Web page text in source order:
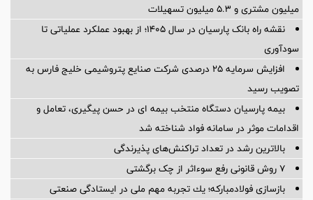
میلیون مشتری و ۵.۳ میلیون تسهیلات
نقشه راه بانک پارسیان در سال ۱۴۰۵؛ از بهبود عملکرد عملیاتی تا
سودآوری
افزایش سرمایه ۲۵ درصدی شرکت صنایع پتروشیمی خلیج فارس به
تصویب رسید
بیمه پارسیان دستگاه منتخب بیمه ای در حسن پیگیری، تعامل و
اقدامات موثر در سامانه فواد شناخته شد
بالاترین رشد در تعداد تراکنش‌های پذیرندگی
۷ روش قانونی رفع سوء‌اثر از چک برگشتی
بازسازی فولادمباركه؛ یك تجربه مهم ملی در ایستادگی صنعتی